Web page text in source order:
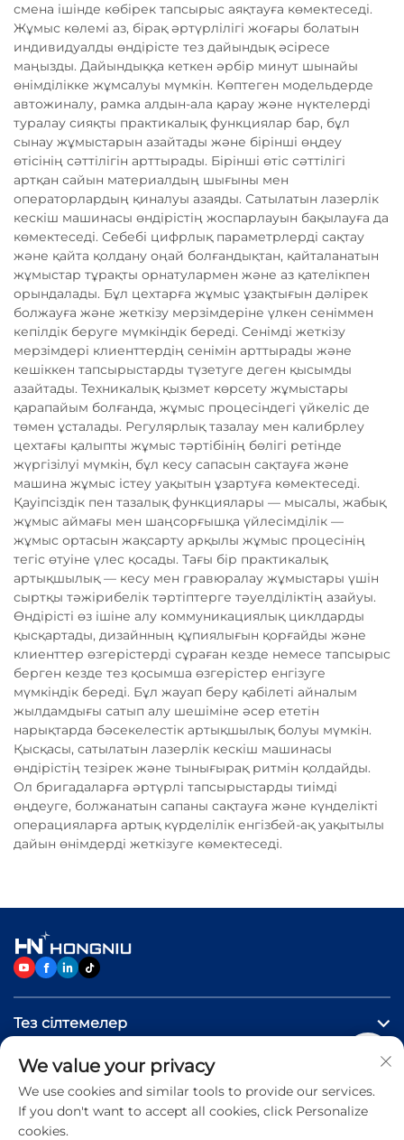
смена ішінде көбірек тапсырыс аяқтауға көмектеседі.
Жұмыс көлемі аз, бірақ әртүрлілігі жоғары болатын
индивидуалды өндірісте тез дайындық әсіресе
маңызды. Дайындыққа кеткен әрбір минут шынайы
өнімділікке жұмсалуы мүмкін. Көптеген модельдерде
автожиналу, рамка алдын-ала қарау және нүктелерді
туралау сияқты практикалық функциялар бар, бұл
сынау жұмыстарын азайтады және бірінші өңдеу
өтісінің сәттілігін арттырады. Бірінші өтіс сәттілігі
артқан сайын материалдың шығыны мен
операторлардың қиналуы азаяды. Сатылатын лазерлік
кескіш машинасы өндірістің жоспарлауын бақылауға да
көмектеседі. Себебі цифрлық параметрлерді сақтау
және қайта қолдану оңай болғандықтан, қайталанатын
жұмыстар тұрақты орнатулармен және аз қателікпен
орындалады. Бұл цехтарға жұмыс ұзақтығын дәлірек
болжауға және жеткізу мерзімдеріне үлкен сеніммен
кепілдік беруге мүмкіндік береді. Сенімді жеткізу
мерзімдері клиенттердің сенімін арттырады және
кешіккен тапсырыстарды түзетуге деген қысымды
азайтады. Техникалық қызмет көрсету жұмыстары
қарапайым болғанда, жұмыс процесіндегі үйкеліс де
төмен ұсталады. Регулярлық тазалау мен калибрлеу
цехтағы қалыпты жұмыс тәртібінің бөлігі ретінде
жүргізілуі мүмкін, бұл кесу сапасын сақтауға және
машина жұмыс істеу уақытын ұзартуға көмектеседі.
Қауіпсіздік пен тазалық функциялары — мысалы, жабық
жұмыс аймағы мен шаңсорғышқа үйлесімділік —
жұмыс ортасын жақсарту арқылы жұмыс процесінің
тегіс өтуіне үлес қосады. Тағы бір практикалық
артықшылық — кесу мен гравюралау жұмыстары үшін
сыртқы тәжірибелік тәртіптерге тәуелділіктің азайуы.
Өндірісті өз ішіне алу коммуникациялық циклдарды
қысқартады, дизайнның құпиялығын қорғайды және
клиенттер өзгерістерді сұраған кезде немесе тапсырыс
берген кезде тез қосымша өзгерістер енгізуге
мүмкіндік береді. Бұл жауап беру қабілеті айналым
жылдамдығы сатып алу шешіміне әсер ететін
нарықтарда бәсекелестік артықшылық болуы мүмкін.
Қысқасы, сатылатын лазерлік кескіш машинасы
өндірістің тезірек және тынығырақ ритмін қолдайды.
Ол бригадаларға әртүрлі тапсырыстарды тиімді
өңдеуге, болжанатын сапаны сақтауға және күнделікті
операцияларға артық күрделілік енгізбей-ақ уақытылы
дайын өнімдерді жеткізуге көмектеседі.
Тез сілтемелер
Өнімдер
Бізге хабарласыңыз
We value your privacy
We use cookies and similar tools to provide our services.
If you don't want to accept all cookies, click Personalize
cookies.